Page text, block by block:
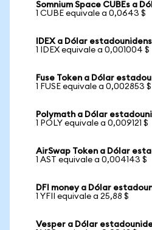
Somnium Space CUBEs a
1 CUBE equivale a 0,0643 $
IDEX a Dólar
1 IDEX equivale a 0,001004 $
Fuse Token a Dólar
1 FUSE equivale a 0,002853 $
Polymath a Dólar
1 POLY equivale a 0,009121 $
AirSwap Token a Dólar
1 AST equivale a 0,004143 $
DFI money a Dólar
1 YFII equivale a 25,88 $
Vesper a Dólar